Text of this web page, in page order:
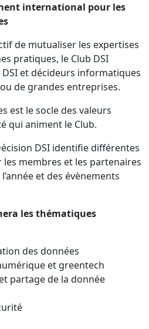
international pour les
de mutualiser les expertises
pratiques, le Club DSI
et décideurs informatiques
de grandes entreprises.
est le socle des valeurs
qui animent le Club.
DSI identifie différentes
membres et les partenaires
et des évènements
les thématiques
des données
et greentech
partage de la donnée